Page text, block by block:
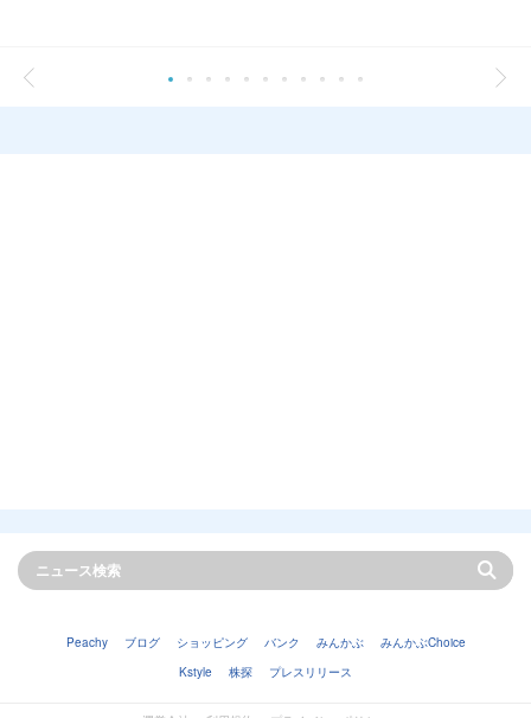
Peachy ブログ ショッピング バンク みんかぶ
みんかぶChoice
Kstyle
株探 プレスリリース